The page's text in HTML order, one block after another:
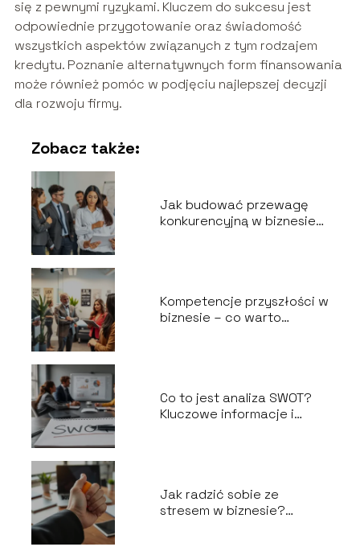
się z pewnymi ryzykami. Kluczem do sukcesu jest
odpowiednie przygotowanie oraz świadomość
wszystkich aspektów związanych z tym rodzajem
kredytu. Poznanie alternatywnych form finansowania
może również pomóc w podjęciu najlepszej decyzji
dla rozwoju firmy.
Zobacz także:
Jak budować przewagę
konkurencyjną w biznesie?
Kompetencje przyszłości w
biznesie – co warto
Co to jest analiza SWOT?
Kluczowe informacje i
Jak radzić sobie ze
stresem w biznesie?